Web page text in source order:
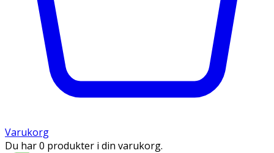
Varukorg
Du har 0 produkter i din varukorg.